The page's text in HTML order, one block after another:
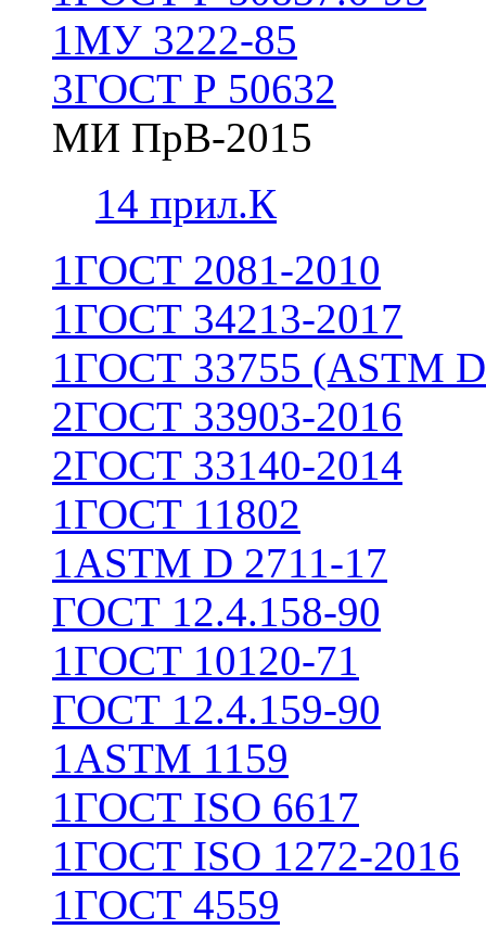
1МУ 3222-85
3ГОСТ Р 50632
МИ ПрВ-2015
14 прил.К
1ГОСТ 2081-2010
1ГОСТ 34213-2017
1ГОСТ 33755 (ASTM
2ГОСТ 33903-2016
2ГОСТ 33140-2014
1ГОСТ 11802
1ASTM D 2711-17
ГОСТ 12.4.158-90
1ГОСТ 10120-71
ГОСТ 12.4.159-90
1ASTM 1159
1ГОСТ ISO 6617
1ГОСТ ISO 1272-2016
1ГОСТ 4559